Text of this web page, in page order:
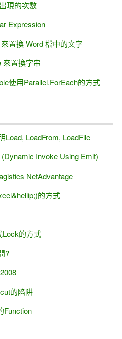
現的次數
Expression
置換 Word 檔中的文字
來置換字串
使用Parallel.ForEach的方式
Load, LoadFrom, LoadFile
Invoke Using Emit)
NetAdvantage
的方式
Lock的方式
?
的陷阱
Function